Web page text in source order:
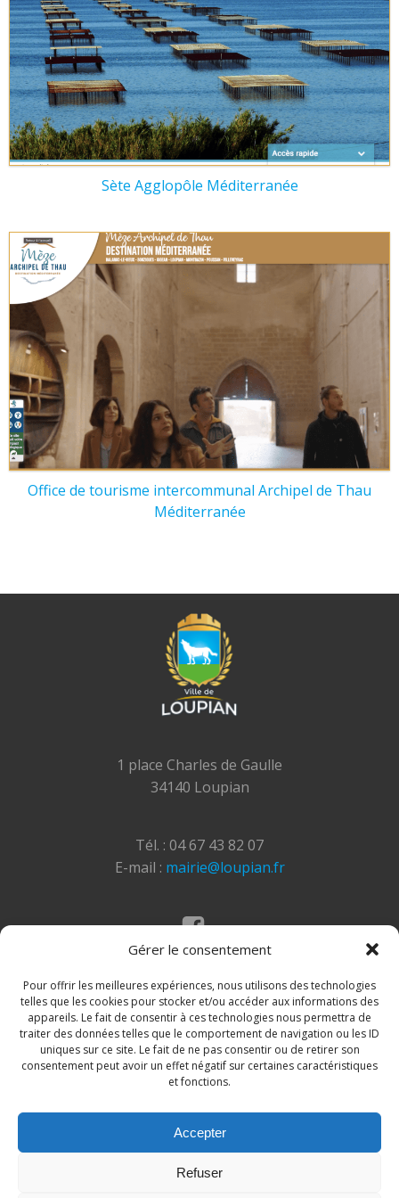
Gérer le consentement
Pour offrir les meilleures expériences, nous utilisons des technologies
telles que les cookies pour stocker et/ou accéder aux informations des
appareils. Le fait de consentir à ces technologies nous permettra de
traiter des données telles que le comportement de navigation ou les ID
uniques sur ce site. Le fait de ne pas consentir ou de retirer son
consentement peut avoir un effet négatif sur certaines caractéristiques
et fonctions.
Accepter
Refuser
Sète Agglopôle Méditerranée
Office de tourisme intercommunal Archipel de Thau
Méditerranée
1 place Charles de Gaulle
34140 Loupian
Tél. : 04 67 43 82 07
E-mail : mairie@loupian.fr
© 2026 Site de la commune de Loupian. Un service
proposé parComm'un Site